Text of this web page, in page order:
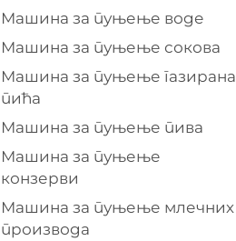
Машина за пуњење воде
Машина за пуњење сокова
Машина за пуњење газирана
пића
Машина за пуњење пива
Машина за пуњење
конзерви
Машина за пуњење млечних
производа